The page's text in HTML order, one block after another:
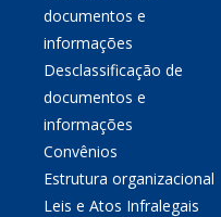
documentos e
informações
Desclassificação de
documentos e
informações
Convênios
Estrutura organizacional
Leis e Atos Infralegais